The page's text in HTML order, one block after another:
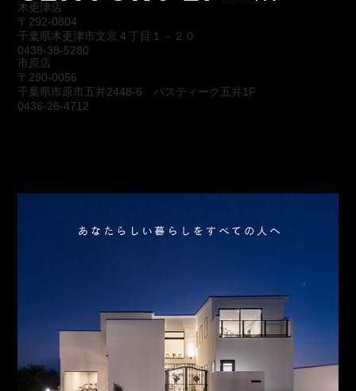
木更津店
〒292-0804
千葉県木更津市文京４丁目１－２０
0438-38-5280
市原店
〒290-0056
千葉県市原市五井2448-6 パスティーク五井1F
0436-26-4712